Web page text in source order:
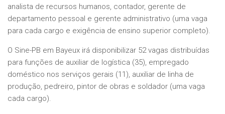
analista de recursos humanos, contador, gerente de
departamento pessoal e gerente administrativo (uma vaga
para cada cargo e exigência de ensino superior completo).
O Sine-PB em Bayeux irá disponibilizar 52 vagas distribuídas
para funções de auxiliar de logística (35), empregado
doméstico nos serviços gerais (11), auxiliar de linha de
produção, pedreiro, pintor de obras e soldador (uma vaga
cada cargo).